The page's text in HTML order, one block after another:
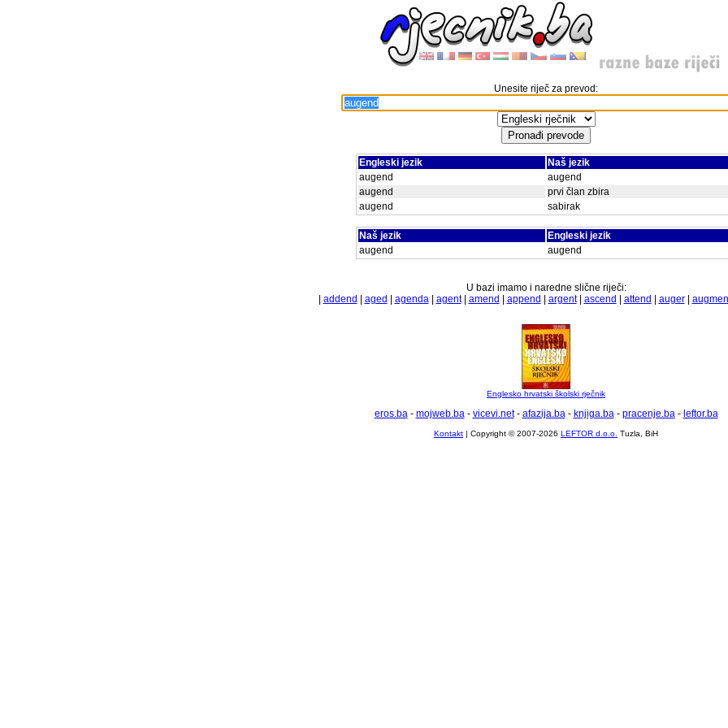
Unesite riječ za prevod:
Engleski jezik
Naš jezik
augend
augend
augend
prvi član zbira
augend
sabirak
Naš jezik
Engleski jezik
augend
augend
U bazi imamo i naredne slične riječi:
addend aged agenda| agent| amend append argent| ascend attend auger|
Englesko hrvatski školski rječnik
eros.ba- mojweb.ba- vicevi.net- afazija.ba- knjiga.ba- pracenje.ba- leftor.ba
Kontakt | Copyright © 2007-2026 LEFTOR d.o.o. Tuzla, BiH